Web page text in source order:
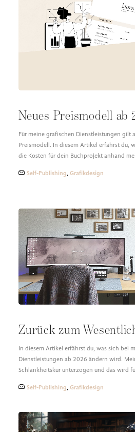
ÜBER MICH
DESIGN FAQ
PRESSEMATERIAL
KONTAKT
Neues Preismodell ab
Für meine grafischen Dienstleistungen gilt
Preismodell. In diesem Artikel erfährst du,
die Kosten für dein Buchprojekt anhand
Self-Publishing, Grafikdesign
Zurück zum
In diesem Artikel erfährst du, was sich bei
Dienstleistungen ab 2026 ändern wird.
Schlankheitskur unterzogen und das wird
Self-Publishing, Grafikdesign